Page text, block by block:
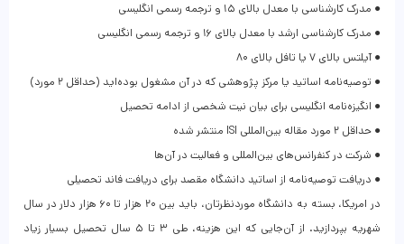
● مدرک کارشناسی با معدل بالای ۱۵ و ترجمه رسمی انگلیسی
● مدرک کارشناسی ارشد با معدل بالای ۱۶ و ترجمه رسمی انگلیسی
● آیلتس بالای ۷ یا تافل بالای ۸۰
● توصیه‌نامه اساتید یا مرکز پژوهشی که در آن مشغول بوده‌اید (حداقل ۲ مورد)
● انگیزه‌نامه انگلیسی برای بیان نیت شخصی از ادامه تحصیل
● حداقل ۲ مورد مقاله بین‌المللی ISI منتشر شده
● شرکت در کنفرانس‌های بین‌المللی و فعالیت در آن‌ها
● دریافت توصیه‌نامه از اساتید دانشگاه مقصد برای دریافت فاند تحصیلی
در امریکا، بسته به دانشگاه موردنظرتان، باید بین ۲۰ هزار تا ۶۰ هزار دلار در سال
شهریه بپردازید. از آن‌جایی که این هزینه، طی ۳ تا ۵ سال تحصیل بسیار زیاد